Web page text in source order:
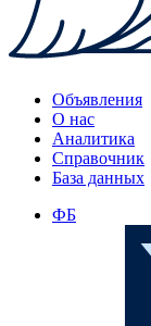
Объявления
О нас
Аналитика
Справочник
База данных
ФБ